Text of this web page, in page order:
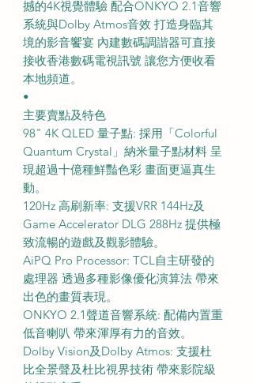
撼的4K視覺體驗 配合ONKYO 2.1音響
系統與Dolby Atmos音效 打造身臨其
境的影音饗宴 內建數碼調諧器可直接
接收香港數碼電視訊號 讓您方便收看
本地頻道。
•
主要賣點及特色
98" 4K QLED 量子點: 採用「Colorful
Quantum Crystal」納米量子點材料 呈
現超過十億種鮮豔色彩 畫面更逼真生
動。
120Hz 高刷新率: 支援VRR 144Hz及
Game Accelerator DLG 288Hz 提供極
致流暢的遊戲及觀影體驗。
AiPQ Pro Processor: TCL自主研發的
處理器 透過多種影像優化演算法 帶來
出色的畫質表現。
ONKYO 2.1聲道音響系統: 配備內置重
低音喇叭 帶來渾厚有力的音效。
Dolby Vision及Dolby Atmos: 支援杜
比全景聲及杜比視界技術 帶來影院級